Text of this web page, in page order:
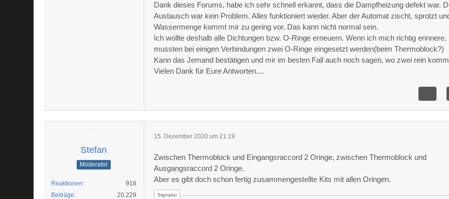
Dank dieses Forums, habe ich sehr schnell erkannt, dass die Dampfheizung defekt war.
Austausch war kein Problem. Alles funktioniert wieder. Aber der Automat zischt, sprotzt
Wassermenge kommt mir zu gering vor. Das kann nicht normal sein.
Ich wollte deshalb alle Dichtungen bzw. O-Ringe erneuern. Wenn ich mich richtig erinnere,
mussten bei einigen Verbindungen zwei O-Ringe eingesetzt werden(beim Thermoblock?)
Kann das Jemand bestätigen und mir im besten Fall auch noch sagen, wo zwei rein
Vielen Dank für Eure Antworten....
Stefan
Moderator
Reaktionen
918
Beiträge
20.229
15. Dezember 2020 um 21:19
Zwischen Thermoblock und Eingangsraccord 2 Oringe, zwischen Thermoblock und
Ausgangsraccord 2 Oringe.
Aber es gibt doch schon fertig zusammengestellte Kits mit allen Oringen.